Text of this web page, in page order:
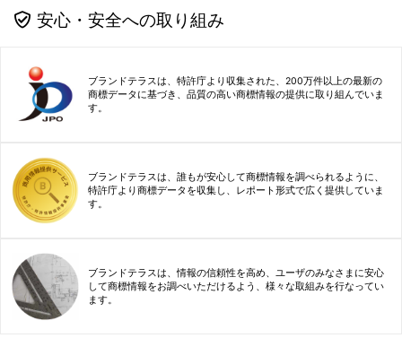
安心・安全への取り組み
ブランドテラスは、特許庁より収集された、200万件以上の最新の
商標データに基づき、品質の高い商標情報の提供に取り組んでいま
す。
ブランドテラスは、誰もが安心して商標情報を調べられるように、
特許庁より商標データを収集し、レポート形式で広く提供していま
す。
ブランドテラスは、情報の信頼性を高め、ユーザのみなさまに安心
して商標情報をお調べいただけるよう、様々な取組みを行なってい
ます。